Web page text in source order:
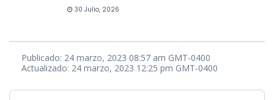
30 Julio, 2026
Publicado: 24 marzo, 2023 08:57 am GMT-0400
Actualizado: 24 marzo, 2023 12:25 pm GMT-0400